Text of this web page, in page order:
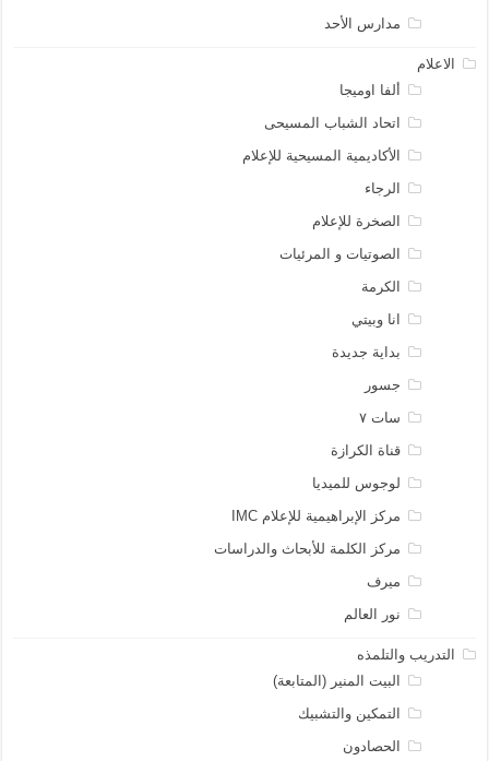
مدارس الأحد
الاعلام
ألفا اوميجا
اتحاد الشباب المسيحى
الأكاديمية المسيحية للإعلام
الرجاء
الصخرة للإعلام
الصوتيات و المرئيات
الكرمة
انا وبيتي
بداية جديدة
جسور
سات ٧
قناة الكرازة
لوجوس للميديا
مركز الإبراهيمية للإعلام IMC
مركز الكلمة للأبحاث والدراسات
ميرف
نور العالم
التدريب والتلمذه
البيت المنير (المتابعة)
التمكين والتشبيك
الحصادون